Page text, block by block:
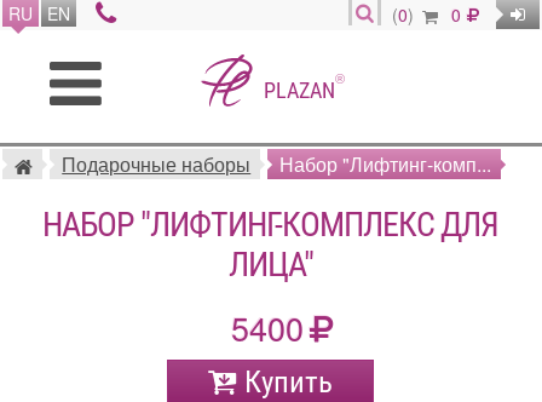
RU EN (0) 0
PLAZAN®
Подарочные наборы Набор "Лифтинг-комп...
НАБОР "ЛИФТИНГ-КОМПЛЕКС ДЛЯ
ЛИЦА"
5400
Купить